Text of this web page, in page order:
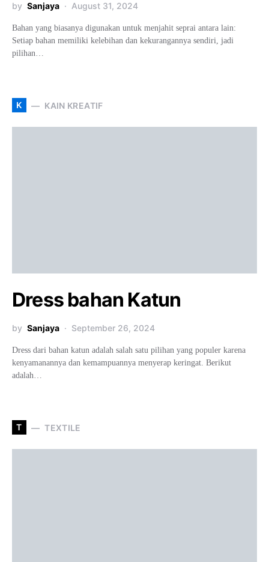
by Sanjaya August 31, 2024
Bahan yang biasanya digunakan untuk menjahit seprai antara lain:
Setiap bahan memiliki kelebihan dan kekurangannya sendiri, jadi
pilihan…
K KAIN KREATIF
Dress bahan Katun
by Sanjaya September 26, 2024
Dress dari bahan katun adalah salah satu pilihan yang populer karena
kenyamanannya dan kemampuannya menyerap keringat. Berikut
adalah…
T TEXTILE